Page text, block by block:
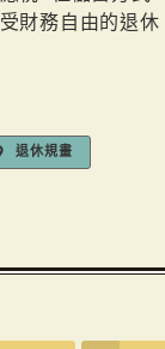
財務自由的退休
退休規畫